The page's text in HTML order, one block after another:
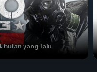
bulan yang lalu